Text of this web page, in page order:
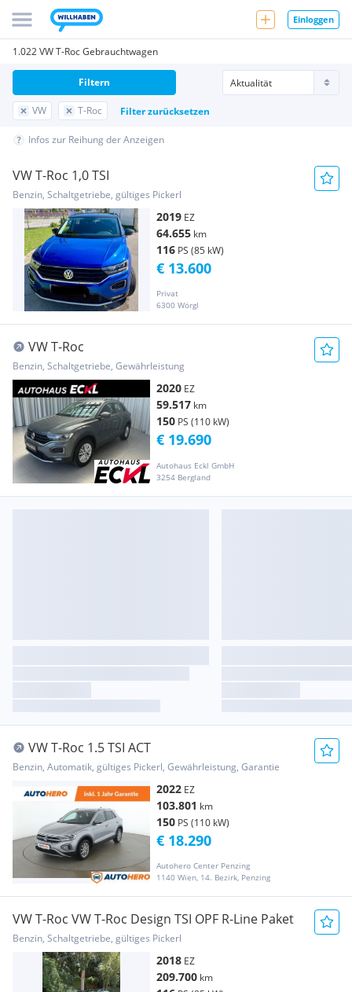
Einloggen
1.022 VW T-Roc Gebrauchtwagen
VW T-Roc Filter zurücksetzen
Filtern
Infos zur Reihung der Anzeigen
VW T-Roc 1,0 TSI
Benzin, Schaltgetriebe, gültiges Pickerl
2019 EZ
64.655 km
116 PS (85 kW)
Privat
6300 Wörgl
€ 13.600
VW T-Roc
Benzin, Schaltgetriebe, Gewährleistung
2020 EZ
59.517 km
150 PS (110 kW)
Autohaus Eckl GmbH
3254 Bergland
€ 19.690
VW T-Roc 1.5 TSI ACT
Benzin, Automatik, gültiges Pickerl, Gewährleistung, Garantie
2022 EZ
103.801 km
150 PS (110 kW)
Autohero Center Penzing
1140 Wien, 14. Bezirk, Penzing
€ 18.290
VW T-Roc VW T-Roc Design TSI OPF R-Line Paket
Benzin, Schaltgetriebe, gültiges Pickerl
2018 EZ
209.700 km